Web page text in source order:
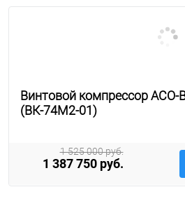
Винтовой компрессор
(ВК-74М2-01)
1 387 750 руб.
1 525 000 руб.